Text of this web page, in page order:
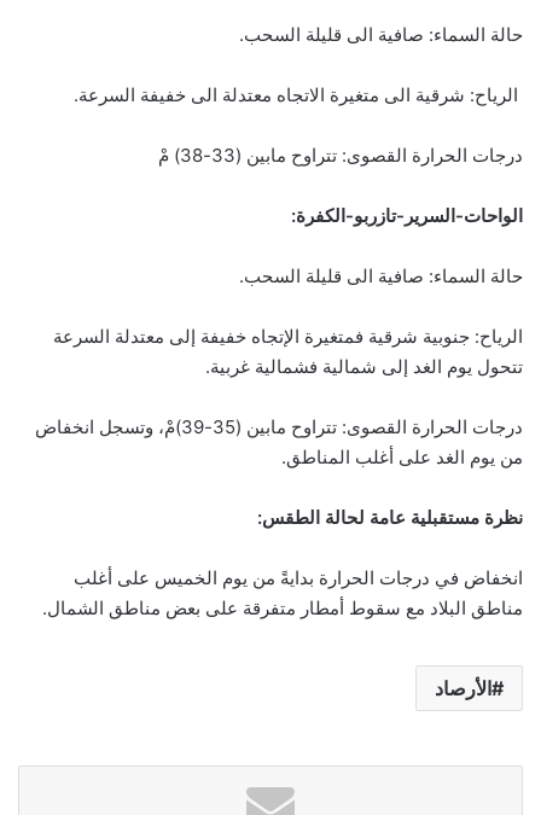
حالة السماء: صافية الى قليلة السحب.
الرياح: شرقية الى متغيرة الاتجاه معتدلة الى خفيفة السرعة.
درجات الحرارة القصوى: تتراوح مابين (33-38) مْ
الواحات-السرير-تازربو-الكفرة:
حالة السماء: صافية الى قليلة السحب.
الرياح: جنوبية شرقية فمتغيرة الإتجاه خفيفة إلى معتدلة السرعة
تتحول يوم الغد إلى شمالية فشمالية غربية.
درجات الحرارة القصوى: تتراوح مابين (35-39)مْ، وتسجل انخفاض
من يوم الغد على أغلب المناطق.
نظرة مستقبلية عامة لحالة الطقس:
انخفاض في درجات الحرارة بدايةً من يوم الخميس على أغلب
مناطق البلاد مع سقوط أمطار متفرقة على بعض مناطق الشمال.
الأرصاد